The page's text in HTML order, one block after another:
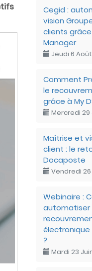
Cegid :
vision
clients grâce
Manager
Jeudi 6
Comment
le
grâce à My
Mercredi 29
Maîtrise et
client : le
Docaposte
Vendredi 26
Webinaire :
automatiser
?
Mardi 23